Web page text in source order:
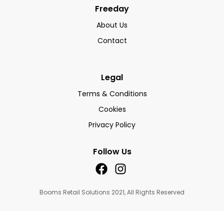
Freeday
About Us
Contact
Legal
Terms & Conditions
Cookies
Privacy Policy
Follow Us
Booms Retail Solutions 2021, All Rights Reserved